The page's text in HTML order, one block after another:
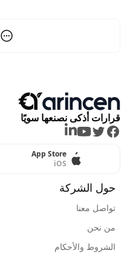
قرارات أذكى نصنعها سويًا
Facebook
Twitter
Youtube
LinkedIn
App Store
iOS
حول الشركة
تواصل معنا
من نحن
الشروط والأحكام